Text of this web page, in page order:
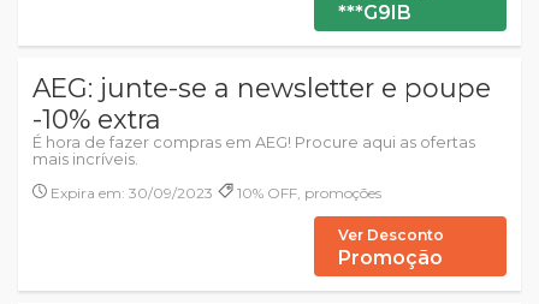
***G9IB
AEG: junte-se a newsletter e poupe
-10% extra
É hora de fazer compras em AEG! Procure aqui as ofertas
mais incríveis.
Expira em: 30/09/2023
10% OFF, promoções
Ver Desconto
Promoção